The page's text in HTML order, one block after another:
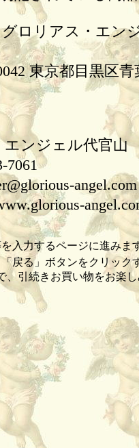
ロリアス・エン
東京都目黒区青
ンジェル代官山
7061
angel.com
入力するページに進みま
戻る」ボタンをクリック
、引続きお買い物をお楽